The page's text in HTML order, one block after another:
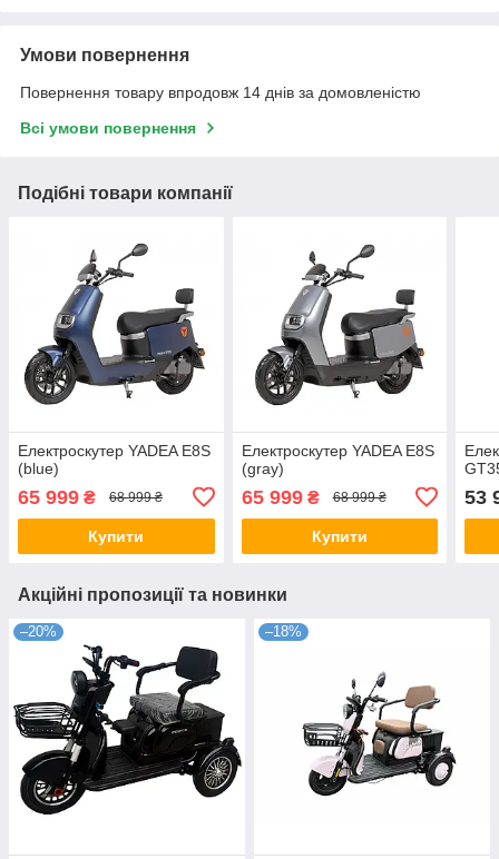
Умови повернення
Повернення товару впродовж 14 днів за домовленістю
Всі умови повернення
Подібні товари компанії
Електроскутер YADEA E8S
(blue)
65 999 ₴ 68 999 ₴
Купити
Електроскутер YADEA E8S
(gray)
65 999₴ 68 999 ₴
Купити
53
Акційні пропозиції та новинки
–20% –18%